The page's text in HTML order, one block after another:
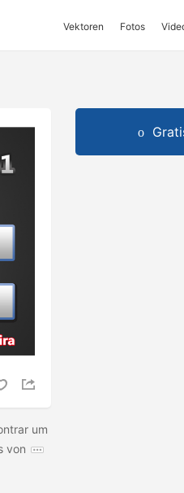
Vektoren Fotos
um
von